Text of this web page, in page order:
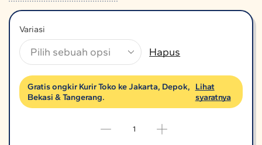
Variasi
Hapus
Gratis ongkir Kurir Toko ke Jakarta, Depok,
Bekasi & Tangerang.
Lihat
syaratnya